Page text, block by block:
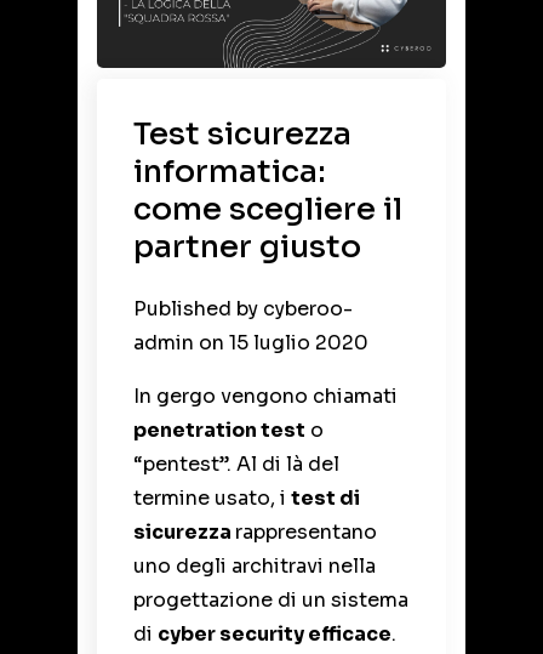
Test sicurezza
informatica:
come scegliere il
partner giusto
Published by cyberoo-
admin on 15 luglio 2020
In gergo vengono chiamati
penetration test o
“pentest”. Al di là del
termine usato, i test di
sicurezza rappresentano
uno degli architravi nella
progettazione di un sistema
di cyber securityefficace.